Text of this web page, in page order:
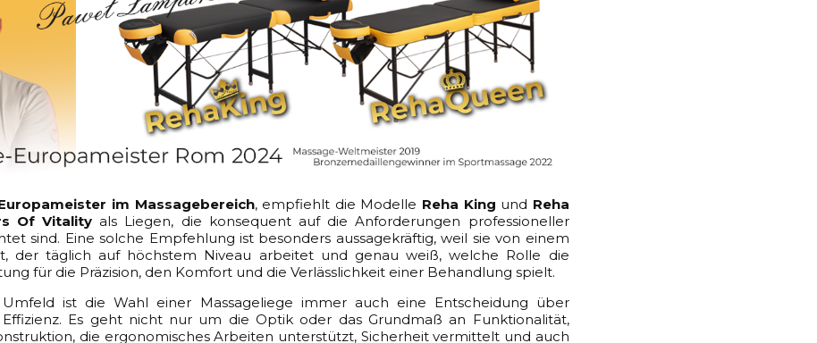
im Massagebereich, empfiehlt die Modelle Reha King und Reha
Of Vitality als Liegen, die konsequent auf die Anforderungen professioneller
sind. Eine solche Empfehlung ist besonders aussagekräftig, weil sie von einem
der täglich auf höchstem Niveau arbeitet und genau weiß, welche Rolle die
für die Präzision, den Komfort und die Verlässlichkeit einer Behandlung spielt.
ist die Wahl einer Massageliege immer auch eine Entscheidung über
Es geht nicht nur um die Optik oder das Grundmaß an Funktionalität,
die ergonomisches Arbeiten unterstützt, Sicherheit vermittelt und auch